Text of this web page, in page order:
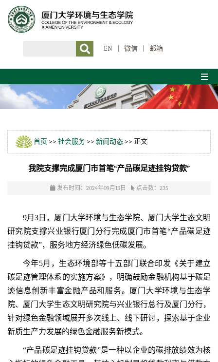
EN 微信 邮箱
首页 >> 社会服务 >> 新闻动态 >> 正文
我院支撑完成厦门市首笔“产品碳足迹挂钩贷款”
发布时间：2024年09月13日 点击数： 235
9月3日，厦门大学环境与生态学院、厦门大学生态文明
研究院支撑兴业银行厦门分行完成厦门市首笔“产品碳足迹
挂钩贷款”，服务地方经济绿色低碳发展。
今年5月，生态环境部等十五部门联合印发《关于建立
碳足迹管理体系的实施方案》，明确鼓励金融机构基于碳足
迹信息创新丰富金融产品和服务。厦门大学环境与生态学
院、厦门大学生态文明研究院与兴业银行总行及厦门分行，
针对绿色金融领域展开多次线上、线下研讨，探索基于企业
新质生产力发展的绿色金融服务新模式。
“产品碳足迹挂钩贷款”是一种以企业的碳排放绩效为核